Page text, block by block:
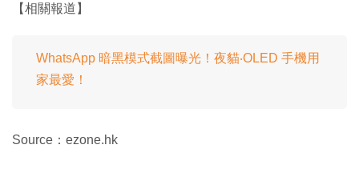
【相關報道】
WhatsApp 暗黑模式截圖曝光！夜貓‧OLED 手機用
家最愛！
Source：ezone.hk